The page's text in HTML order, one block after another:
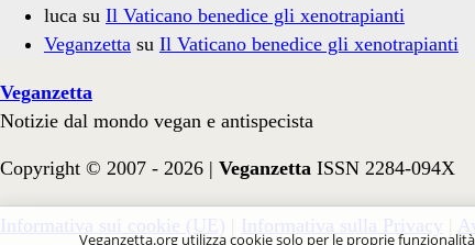
luca su Il Vaticano benedice gli xenotrapianti
Veganzetta su Il Vaticano benedice gli xenotrapianti
Veganzetta
Notizie dal mondo vegan e antispecista
Copyright © 2007 - 2026 | Veganzetta ISSN 2284-094X
Informativa sui cookie (UE) Informativa sulla Privacy
Veganzetta.org utilizza cookie solo per le proprie